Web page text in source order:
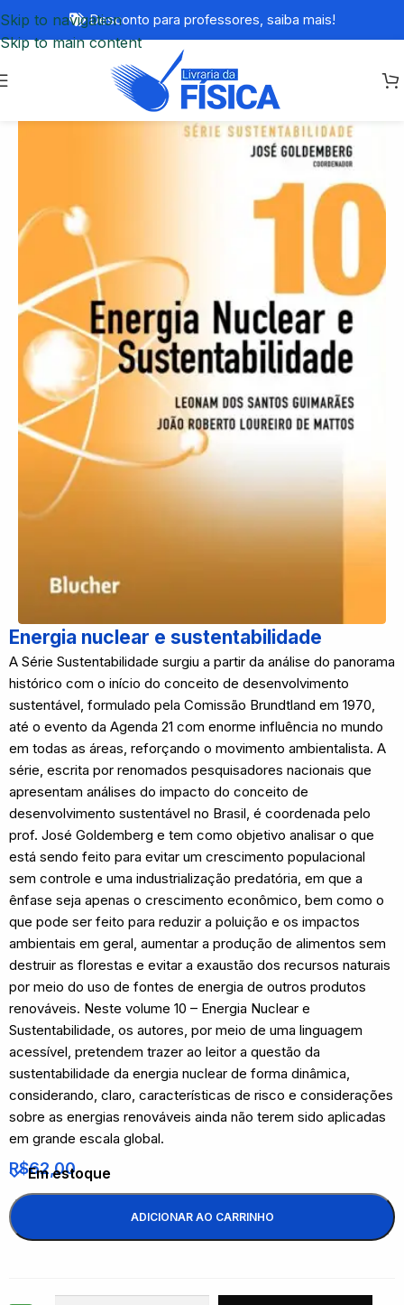
Skip to navigation
Skip to main content
Desconto para professores, saiba mais!
Energia nuclear e sustentabilidade
A Série Sustentabilidade surgiu a partir da análise do panorama
histórico com o início do conceito de desenvolvimento
sustentável, formulado pela Comissão Brundtland em 1970,
até o evento da Agenda 21 com enorme influência no mundo
em todas as áreas, reforçando o movimento ambientalista. A
série, escrita por renomados pesquisadores nacionais que
apresentam análises do impacto do conceito de
desenvolvimento sustentável no Brasil, é coordenada pelo
prof. José Goldemberg e tem como objetivo analisar o que
está sendo feito para evitar um crescimento populacional
sem controle e uma industrialização predatória, em que a
ênfase seja apenas o crescimento econômico, bem como o
que pode ser feito para reduzir a poluição e os impactos
ambientais em geral, aumentar a produção de alimentos sem
destruir as florestas e evitar a exaustão dos recursos naturais
por meio do uso de fontes de energia de outros produtos
renováveis. Neste volume 10 – Energia Nuclear e
Sustentabilidade, os autores, por meio de uma linguagem
acessível, pretendem trazer ao leitor a questão da
sustentabilidade da energia nuclear de forma dinâmica,
considerando, claro, características de risco e considerações
sobre as energias renováveis ainda não terem sido aplicadas
em grande escala global.
R$62,00
Em estoque
ADICIONAR AO CARRINHO